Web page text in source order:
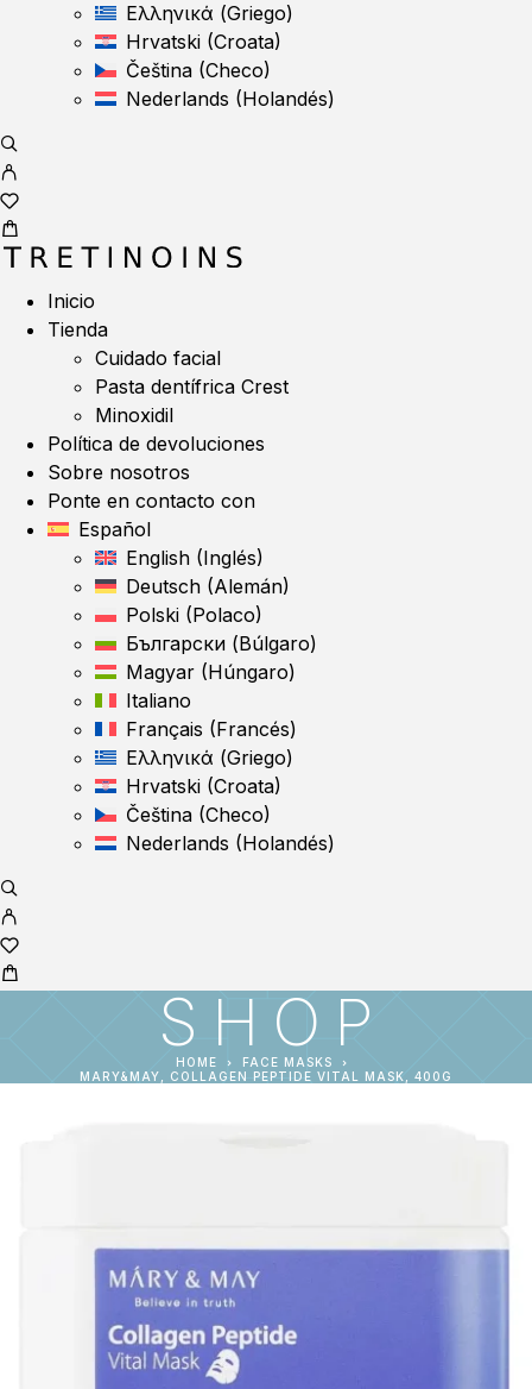
Ελληνικά (Griego)
Hrvatski (Croata)
Čeština (Checo)
Nederlands (Holandés)
Inicio
Tienda
Cuidado facial
Pasta dentífrica Crest
Minoxidil
Política de devoluciones
Sobre nosotros
Ponte en contacto con
Español
English (Inglés)
Deutsch (Alemán)
Polski (Polaco)
Български (Búlgaro)
Magyar (Húngaro)
Italiano
Français (Francés)
Ελληνικά (Griego)
Hrvatski (Croata)
Čeština (Checo)
Nederlands (Holandés)
SHOP
HOME
FACE MASKS
MARY&MAY, COLLAGEN PEPTIDE VITAL MASK, 400G